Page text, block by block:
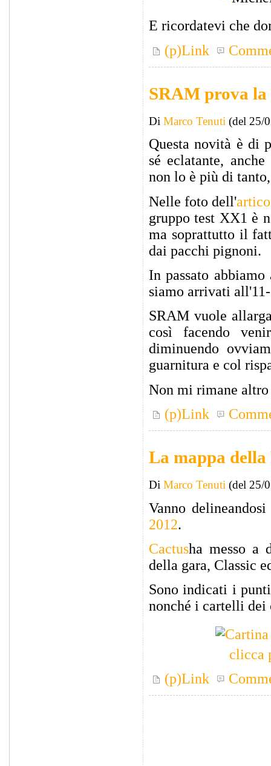
E ricordatevi che
(p)Link
SRAM prova la
Di Marco Tenuti (del 25/
Questa novità è di
sé eclatante, anche
non lo è più di
Nelle foto dell'
gruppo test XX1 è
ma soprattutto il
dai pacchi pignoni.
In passato
siamo arrivati
SRAM vuole
così facendo
diminuendo
guarnitura e col
Non mi rimane
(p)Link
La mappa della
Di Marco Tenuti (del 25/
Vanno
2012.
Cactusha messo a
della gara, Classic
Sono indicati i
nonché i cartelli
clicca
(p)Link